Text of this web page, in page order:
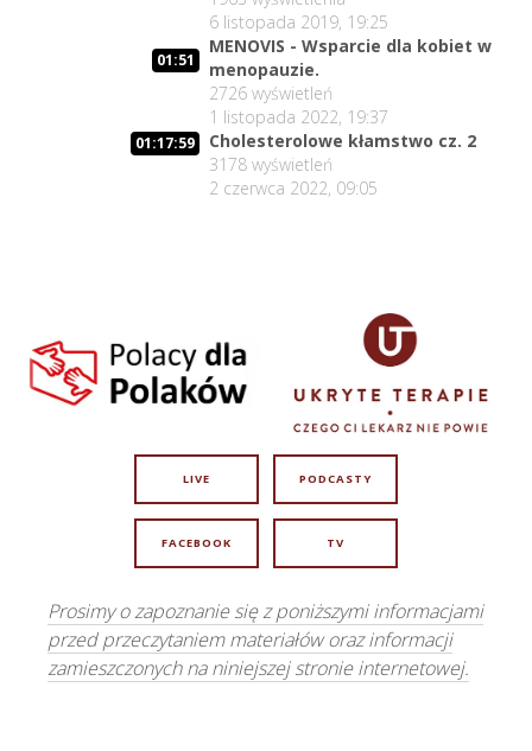
6 listopada 2019, 19:25
01:51
MENOVIS - Wsparcie dla kobiet w
menopauzie.
2726 wyświetleń
1 listopada 2022, 19:37
01:17:59
Cholesterolowe kłamstwo cz. 2
3178 wyświetleń
2 czerwca 2022, 09:05
LIVE PODCASTY
FACEBOOK TV
Prosimy o zapoznanie się z poniższymi informacjami
przed przeczytaniem materiałów oraz informacji
zamieszczonych na niniejszej stronie internetowej.